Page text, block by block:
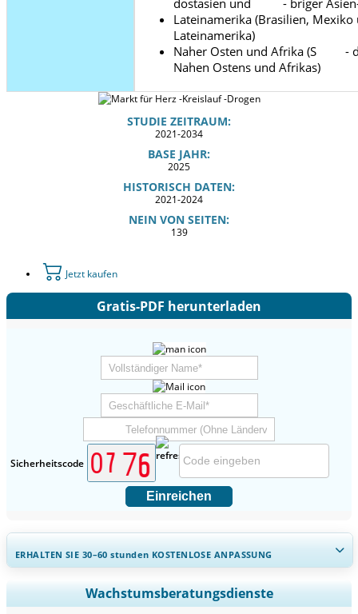
Lateinamerika (Brasilien,
Lateinamerika)
Naher Osten und Afrika (S -
Nahen Ostens und Afrikas)
STUDIE ZEITRAUM:
2021-2034
BASE JAHR:
2025
HISTORISCH DATEN:
2021-2024
NEIN VON SEITEN:
139
Jetzt kaufen
Gratis-PDF herunterladen
Sicherheitscode
Einreichen
ERHALTEN SIE 30–60stunden KOSTENLOSE ANPASSUNG
Regionale und länderspezifische Abdeckung erweitern,
Segmentanalyse, Unternehmensprofile, Wettbewerbs-
Wachstumsberatungsdienste